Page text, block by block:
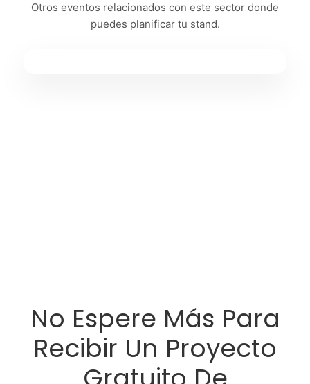
Otros eventos relacionados con este sector donde
puedes planificar tu stand.
No Espere Más Para
Recibir Un Proyecto